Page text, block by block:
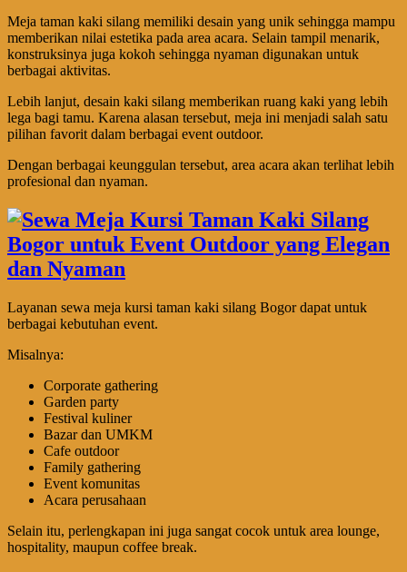
Meja taman kaki silang memiliki desain yang unik sehingga mampu
memberikan nilai estetika pada area acara. Selain tampil menarik,
konstruksinya juga kokoh sehingga nyaman digunakan untuk
berbagai aktivitas.
Lebih lanjut, desain kaki silang memberikan ruang kaki yang lebih
lega bagi tamu. Karena alasan tersebut, meja ini menjadi salah satu
pilihan favorit dalam berbagai event outdoor.
Dengan berbagai keunggulan tersebut, area acara akan terlihat lebih
profesional dan nyaman.
Layanan sewa meja kursi taman kaki silang Bogor dapat untuk
berbagai kebutuhan event.
Misalnya:
Corporate gathering
Garden party
Festival kuliner
Bazar dan UMKM
Cafe outdoor
Family gathering
Event komunitas
Acara perusahaan
Selain itu, perlengkapan ini juga sangat cocok untuk area lounge,
hospitality, maupun coffee break.